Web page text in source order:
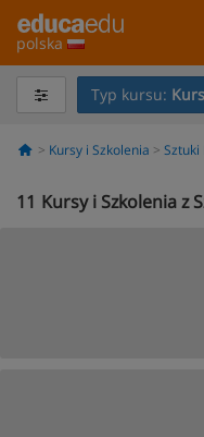
polska
Typ kursu:
Kursy i Szkolenia Sztuki
11 Kursy i Szkolenia z